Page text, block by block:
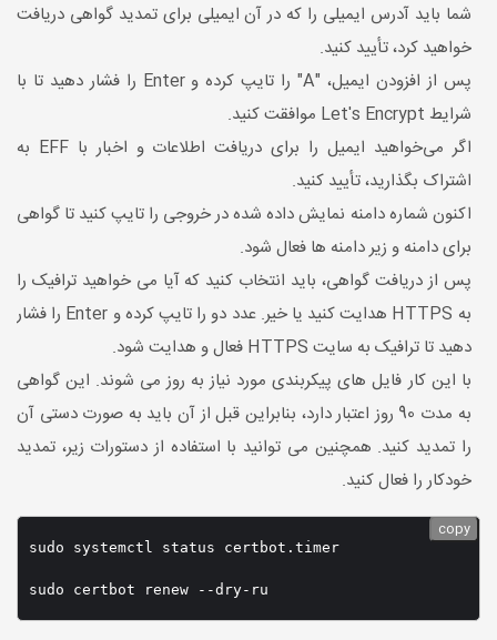
شما باید آدرس ایمیلی را که در آن ایمیلی برای تمدید گواهی دریافت
خواهید کرد، تأیید کنید.
پس از افزودن ایمیل، "A" را تایپ کرده و Enter را فشار دهید تا با
شرایط Let's Encrypt موافقت کنید.
اگر می‌خواهید ایمیل را برای دریافت اطلاعات و اخبار با EFF به
اشتراک بگذارید، تأیید کنید.
اکنون شماره دامنه نمایش داده شده در خروجی را تایپ کنید تا گواهی
برای دامنه و زیر دامنه ها فعال شود.
پس از دریافت گواهی، باید انتخاب کنید که آیا می خواهید ترافیک را
به HTTPS هدایت کنید یا خیر. عدد دو را تایپ کرده و Enter را فشار
دهید تا ترافیک به سایت HTTPS فعال و هدایت شود.
با این کار فایل های پیکربندی مورد نیاز به روز می شوند. این گواهی
به مدت 90 روز اعتبار دارد، بنابراین قبل از آن باید به صورت دستی آن
را تمدید کنید. همچنین می توانید با استفاده از دستورات زیر، تمدید
خودکار را فعال کنید.
sudo systemctl status certbot.timer
copy